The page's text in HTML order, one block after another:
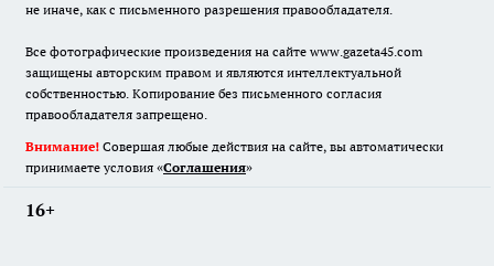
не иначе, как с письменного разрешения правообладателя.
Все фотографические произведения на сайте www.gazeta45.com
защищены авторским правом и являются интеллектуальной
собственностью. Копирование без письменного согласия
правообладателя запрещено.
Внимание! Совершая любые действия на сайте, вы автоматически
принимаете условия «Cоглашения»
16+